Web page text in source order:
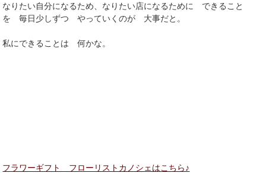
なりたい自分になるため、なりたい店になるために できること
を 毎日少しずつ やっていくのが 大事だと。
私にできることは 何かな。
フラワーギフト フローリストカノシェはこちら♪